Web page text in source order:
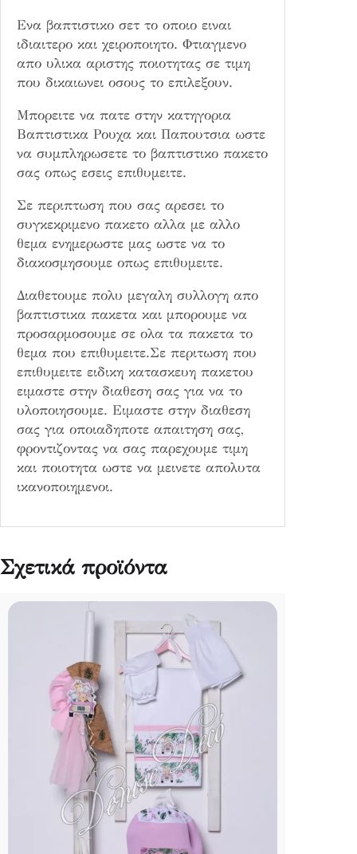
Ενα βαπτιστικο σετ το οποιο ειναι
ιδιαιτερο και χειροποιητο. Φτιαγμενο
απο υλικα αριστης ποιοτητας σε τιμη
που δικαιωνει οσους το επιλεξουν.
Μπορειτε να πατε στην κατηγορια
Βαπτιστικα Ρουχα και Παπουτσια ωστε
να συμπληρωσετε το βαπτιστικο πακετο
σας οπως εσεις επιθυμειτε.
Σε περιπτωση που σας αρεσει το
συγκεκριμενο πακετο αλλα με αλλο
θεμα ενημερωστε μας ωστε να το
διακοσμησουμε οπως επιθυμειτε.
Διαθετουμε πολυ μεγαλη συλλογη απο
βαπτιστικα πακετα και μπορουμε να
προσαρμοσουμε σε ολα τα πακετα το
θεμα που επιθυμειτε.Σε περιτωση που
επιθυμειτε ειδικη κατασκευη πακετου
ειμαστε στην διαθεση σας για να το
υλοποιησουμε. Ειμαστε στην διαθεση
σας για οποιαδηποτε απαιτηση σας,
φροντιζοντας να σας παρεχουμε τιμη
και ποιοτητα ωστε να μεινετε απολυτα
ικανοποιημενοι.
Σχετικά προϊόντα